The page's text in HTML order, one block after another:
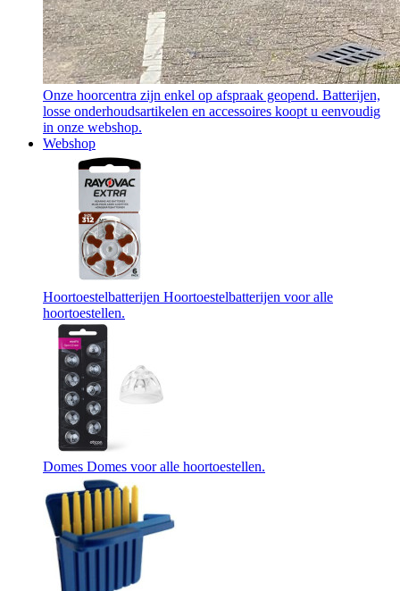
Onze hoorcentra zijn enkel op afspraak geopend. Batterijen,
losse onderhoudsartikelen en accessoires koopt u eenvoudig
in onze webshop.
Webshop
Hoortoestelbatterijen Hoortoestelbatterijen voor alle
hoortoestellen.
Domes Domes voor alle hoortoestellen.